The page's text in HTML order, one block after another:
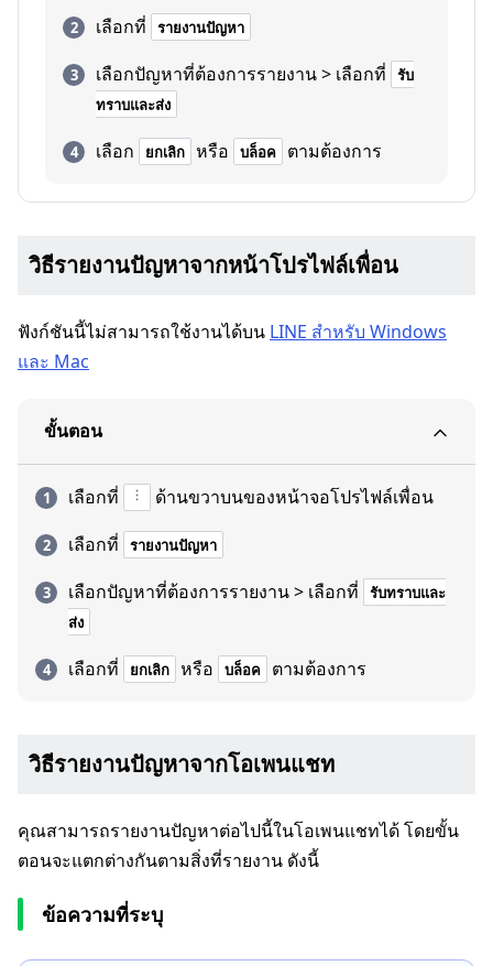
เลือกที่ รายงานปัญหา
เลือกปัญหาที่ต้องการรายงาน > เลือกที่
รับ
ทราบและส่ง
เลือก ยกเลิก หรือ บล็อค ตามต้องการ
วิธีรายงานปัญหาจากหน้าโปรไฟล์เพื่อน
ฟังก์ชันนี้ไม่สามารถใช้งานได้บน LINE สำหรับ Windows
และ Mac
ขั้นตอน
เลือกที่
ด้านขวาบนของหน้าจอโปรไฟล์เพื่อน
เลือกที่
รายงานปัญหา
เลือกปัญหาที่ต้องการรายงาน > เลือกที่
รับทราบและ
ส่ง
เลือกที่ ยกเลิก หรือ บล็อค ตามต้องการ
วิธีรายงานปัญหาจากโอเพนแชท
คุณสามารถรายงานปัญหาต่อไปนี้ในโอเพนแชทได้ โดยขั้น
ตอนจะแตกต่างกันตามสิ่งที่รายงาน ดังนี้
ข้อความที่ระบุ